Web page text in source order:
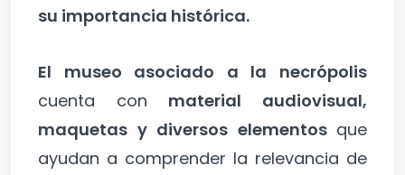
su importancia histórica.
El museo asociado a la necrópolis
cuenta con material audiovisual,
maquetas y diversos elementos que
ayudan a comprender la relevancia de